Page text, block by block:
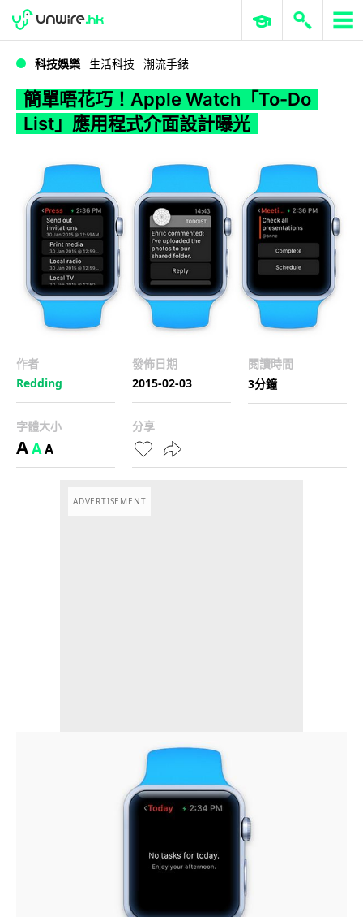
WWDC 2026 ERP 與商業 AI
科技娛樂 生活科技 潮流手錶
簡單唔花巧！Apple Watch「To-Do
List」應用程式介面設計曝光
作者
Redding
發佈日期
2015-02-03
閱讀時間
3分鐘
字體大小
AAA
分享
ADVERTISEMENT